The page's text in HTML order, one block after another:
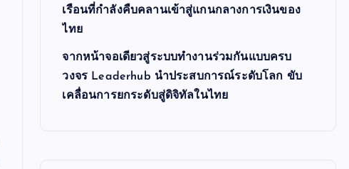
เรือนที่กำลังคืบคลานเข้าสู่แกนกลางการเงินของ
ไทย
จากหน้าจอเดียวสู่ระบบทำงานร่วมกันแบบครบ
วงจร Leaderhub นำประสบการณ์ระดับโลก ขับ
เคลื่อนการยกระดับสู่ดิจิทัลในไทย